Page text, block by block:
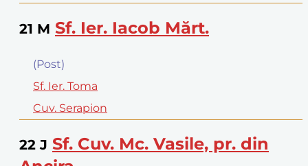
21 M Sf. Ier. Iacob Mărt.
(Post)
Sf. Ier. Toma
Cuv. Serapion
22 J Sf. Cuv. Mc. Vasile, pr. din